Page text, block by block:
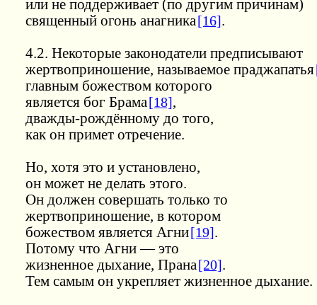
или не поддерживает (по другим причинам)
священный огонь анагника[16].
4.2. Некоторые законодатели предписывают
жертвоприношение, называемое праджапатья
главным божеством которого
является бог Брама[18],
дважды-рождённому до того,
как он примет отречение.
Но, хотя это и установлено,
он может не делать этого.
Он должен совершать только то
жертвоприношение, в котором
божеством является Агни[19].
Потому что Агни — это
жизненное дыхание, Прана[20].
Тем самым он укрепляет жизненное дыхание.